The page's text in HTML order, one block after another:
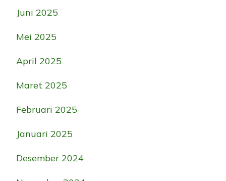
Juni 2025
Mei 2025
April 2025
Maret 2025
Februari 2025
Januari 2025
Desember 2024